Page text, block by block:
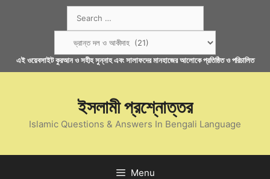
for:
এই ওয়েবসাইট কুরআন ও সহীহ সুন্নাহ এবং সালাফদের মানহাজের আলোকে প্রতিষ্ঠিত ও পরিচালিত
ইসলামী প্রশ্নোত্তর
Islamic Questions & Answers In Bengali Language
Menu